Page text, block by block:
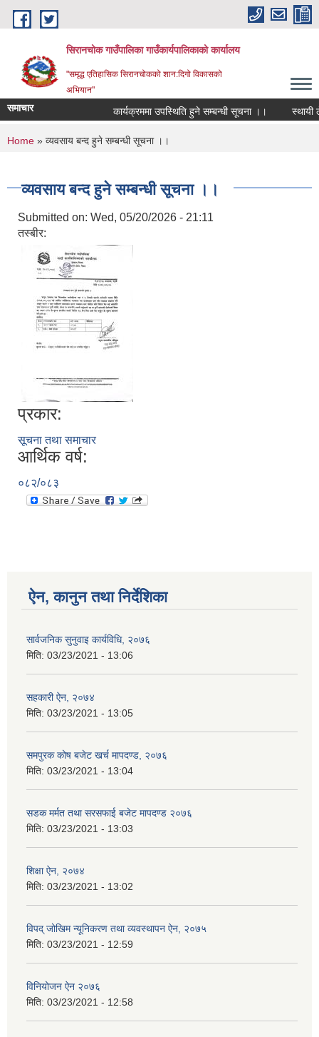
Skip to main content
सिरानचोक गाउँपालिका गाउँकार्यपालिकाको कार्यालय
"समृद्ध एतिहासिक सिरानचोकको शान:दिगो विकासको
अभियान"
समाचार कार्यक्रममा उपस्थिति हुने सम्बन्धी सूचना ।। स्थायी
You are here
Home » व्यवसाय बन्द हुने सम्बन्धी सूचना ।।
व्यवसाय बन्द हुने सम्बन्धी सूचना ।।
Submitted on: Wed, 05/20/2026 - 21:11
तस्बीर:
प्रकार:
सूचना तथा समाचार
आर्थिक वर्ष:
०८२/०८३
ऐन, कानुन तथा निर्देशिका
सार्वजनिक सुनुवाइ कार्यविधि, २०७६
मिति: 03/23/2021 - 13:06
सहकारी ऐन, २०७४
मिति: 03/23/2021 - 13:05
समपुरक कोष बजेट खर्च मापदण्ड, २०७६
मिति: 03/23/2021 - 13:04
सडक मर्मत तथा सरसफाई बजेट मापदण्ड २०७६
मिति: 03/23/2021 - 13:03
शिक्षा ऐन, २०७४
मिति: 03/23/2021 - 13:02
विपद् जोखिम न्यूनिकरण तथा व्यवस्थापन ऐन, २०७५
मिति: 03/23/2021 - 12:59
विनियोजन ऐन २०७६
मिति: 03/23/2021 - 12:58